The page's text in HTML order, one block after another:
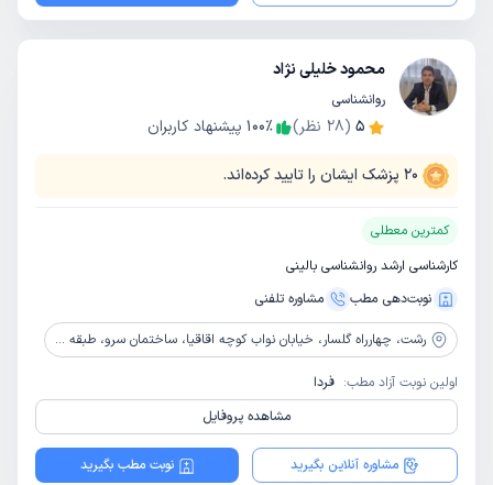
محمود خلیلی نژاد
روانشناسی
5
(
28 نظر) 100٪ پیشنهاد کاربران
20 پزشک ایشان را تایید کرده‌اند.
کمترین معطلی
کارشناسی ارشد روانشناسی بالینی
نوبت‌دهی مطب
مشاوره‌ تلفنی
رشت، چهارراه گلسار، خیابان نواب کوچه اقاقیا، ساختمان سرو، طبقه دوم، کلینیک هالین
اولین نوبت آزاد مطب: فردا
مشاهده پروفایل
مشاوره آنلاین بگیرید نوبت مطب بگیرید